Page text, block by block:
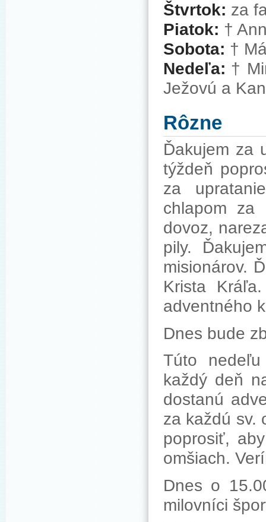
Štvrtok: za
Piatok: †
Sobota: †
Nedeľa: †
Ježovú a
Rôzne
Ďakujem za
týždeň
za
chlapom za
dovoz,
pily.
misionárov.
Krista
adventného
Dnes bude
Túto
každý deň
dostanú
za každú sv.
poprosiť,
omšiach.
Dnes o
milovníci